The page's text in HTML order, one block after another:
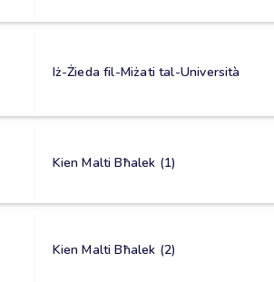
Iż-Żieda fil-Miżati tal-Università
Kien Malti Bħalek (1)
Kien Malti Bħalek (2)